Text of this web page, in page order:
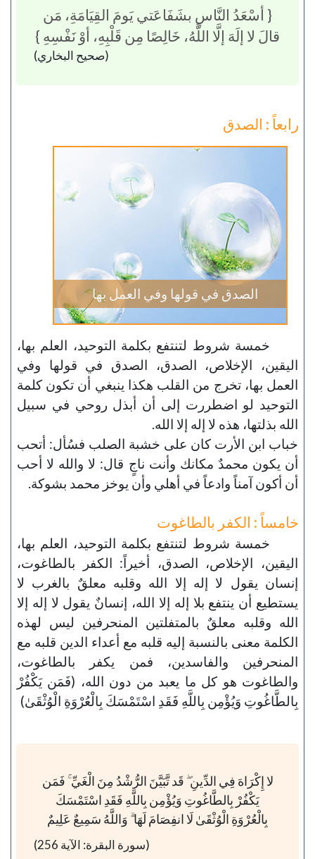
{ أسْعَدُ النَّاسِ بشَفَاعَتي يَومَ القِيَامَةِ، مَن
قالَ لا إلَهَ إلَّا اللَّهُ، خَالِصًا مِن قَلْبِهِ، أوْ نَفْسِهِ }
(صحيح البخاري)
رابعاً : الصدق
الصدق في قولها وفي العمل بها
خمسة شروط لتنتفع بكلمة التوحيد، العلم بها،
اليقين، الإخلاص، الصدق، الصدق في قولها وفي
العمل بها، تخرج من القلب هكذا ينبغي أن تكون كلمة
التوحيد لو اضطررت إلى أن أبذل روحي في سبيل
الله بذلتها، هذه لا إله إلا الله.
خباب ابن الأرت كان على خشبة الصلب فسُأل: أتحب
أن يكون محمدٌ مكانك وأنت ناجٍ قال: لا والله لا أحب
أن أكون آمناً وادعاً في أهلي وأن يوخز محمد بشوكة.
خامساً : الكفر بالطاغوت
خمسة شروط لتنتفع بكلمة التوحيد، العلم بها،
اليقين، الإخلاص، الصدق، أخيراً: الكفر بالطاغوت،
إنسان يقول لا إله إلا الله وقلبه معلقٌ بالغرب لا
يستطيع أن ينتفع بلا إله إلا الله، إنسانٌ يقول لا إله إلا
الله وقلبه معلقٌ بالمتفلتين المنحرفين ليس لهذه
الكلمة معنى بالنسبة إليه قلبه مع أعداء الدين قلبه مع
المنحرفين والفاسدين، فمن يكفر بالطاغوت،
والطاغوت هو كل ما يعبد من دون الله، (فَمَن يَكْفُرْ
بِالطَّاغُوتِ وَيُؤْمِن بِاللَّهِ فَقَدِ اسْتَمْسَكَ بِالْعُرْوَةِ الْوُثْقَىٰ)
لا إِكْرَاهَ فِي الدِّينِ ۖ قَد تَّبَيَّنَ الرُّشْدُ مِنَ الْغَيِّ ۚ فَمَن
يَكْفُرْ بِالطَّاغُوتِ وَيُؤْمِن بِاللَّهِ فَقَدِ اسْتَمْسَكَ
بِالْعُرْوَةِ الْوُثْقَىٰ لَا انفِصَامَ لَهَا ۗ وَاللَّهُ سَمِيعٌ عَلِيمٌ
(سورة البقرة: الآية 256)